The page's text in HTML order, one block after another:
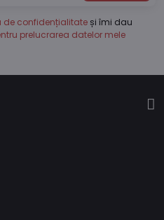
de confidențialitate și îmi dau
prelucrarea datelor mele